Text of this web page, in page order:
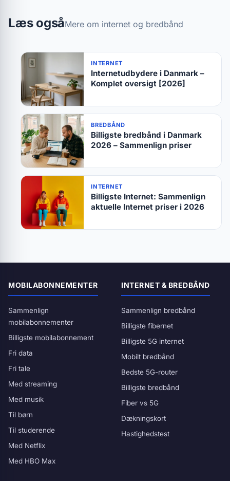
Læs ogsåMere om internet og bredbånd
INTERNET
Internetudbydere i Danmark –
Komplet oversigt [2026]
BREDBÅND
Billigste bredbånd i Danmark
2026 – Sammenlign priser
INTERNET
Billigste Internet: Sammenlign
aktuelle Internet priser i 2026
MOBILABONNEMENTER
Sammenlign
mobilabonnementer
Billigste mobilabonnement
Fri data
Fri tale
Med streaming
Med musik
Til børn
Til studerende
Med Netflix
Med HBO Max
INTERNET & BREDBÅND
Sammenlign bredbånd
Billigste fibernet
Billigste 5G internet
Mobilt bredbånd
Bedste 5G-router
Billigste bredbånd
Fiber vs 5G
Dækningskort
Hastighedstest